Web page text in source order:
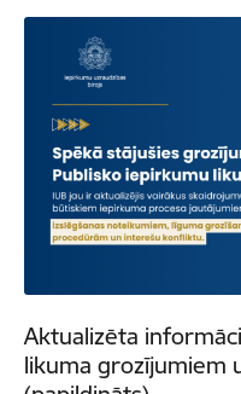
Aktualizēta
likuma grozījumiem